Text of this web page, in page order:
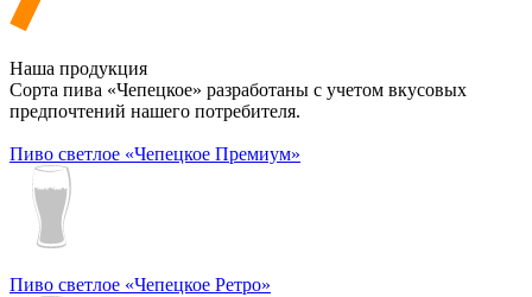
Наша продукция
Сорта пива «Чепецкое» разработаны с учетом вкусовых
предпочтений нашего потребителя.
Пиво светлое «Чепецкое Премиум»
Пиво светлое «Чепецкое Ретро»